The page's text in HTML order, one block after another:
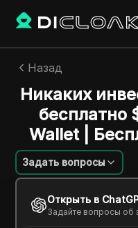
Назад
Никаких
бесплатно
Wallet |
Задать вопросы
Открыть в
Задайте вопросы об
Aleksei Sorokin
23 нояб. 2024 2